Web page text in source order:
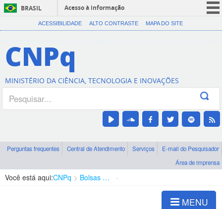
BRASIL
Acesso à informação
CORONAVÍRUS (COVID-19)
Canais
ACESSIBILIDADE ALTO CONTRASTE MAPA DO SITE
CNPq
MINISTÉRIO DA CIÊNCIA, TECNOLOGIA E INOVAÇÕES
Perguntas frequentes Central de Atendimento Serviços
E-mail do Pesquisador
Área de imprensa
Você está aqui:CNPq Bolsas e Auxílios Vigentes
MENU